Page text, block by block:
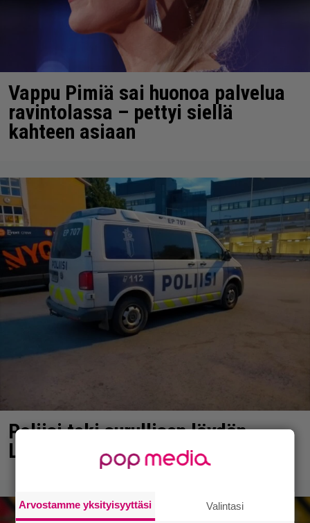
Vappu Pimiä sai huonoa palvelua
ravintolassa – pettyi siellä
kahteen asiaan
Poliisi teki surullisen löydön
Lohjalla
Arvostamme yksityisyyttäsi Valintasi